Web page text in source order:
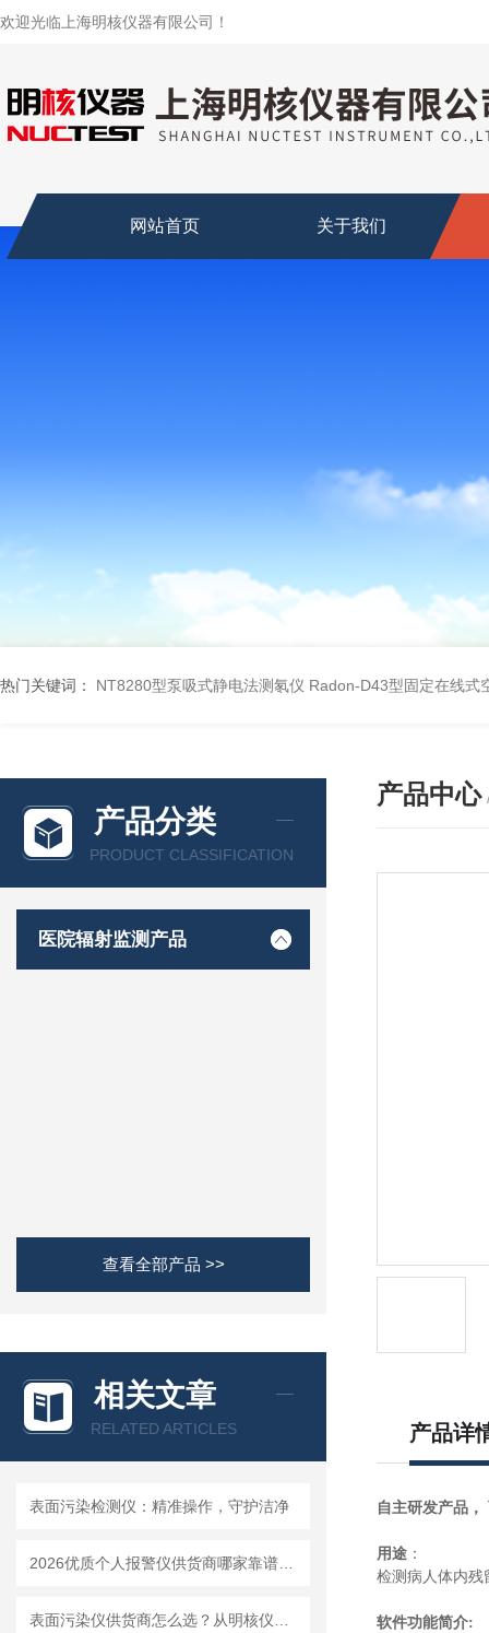
欢迎光临上海明核仪器有限公司！
网站首页 关于我们
热门关键词： NT8280型泵吸式静电法测氡仪 Radon-D43型固定在线式
产品分类
PRODUCT CLASSIFICATION
医院辐射监测产品
查看全部产品 >>
相关文章
RELATED ARTICLES
表面污染检测仪：精准操作，守护洁净
产品中心
产品详
自主研发产品，
用途：
检测病人体内残
软件功能简介: